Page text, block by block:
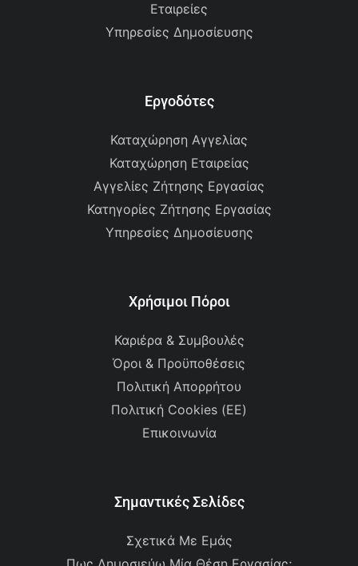
Εταιρείες
Υπηρεσίες Δημοσίευσης
Εργοδότες
Καταχώρηση Αγγελίας
Καταχώρηση Εταιρείας
Αγγελίες Ζήτησης Εργασίας
Κατηγορίες Ζήτησης Εργασίας
Υπηρεσίες Δημοσίευσης
Χρήσιμοι Πόροι
Καριέρα & Συμβουλές
Όροι & Προϋποθέσεις
Πολιτική Απορρήτου
Πολιτική Cookies (ΕΕ)
Επικοινωνία
Σημαντικές Σελίδες
Σχετικά Με Εμάς